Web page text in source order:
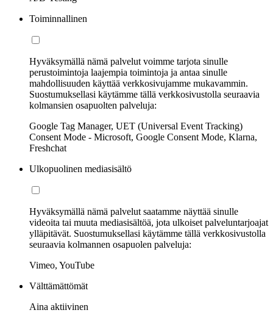
Toiminnallinen
Hyväksymällä nämä palvelut voimme tarjota sinulle
perustoimintoja laajempia toimintoja ja antaa sinulle
mahdollisuuden käyttää verkkosivujamme mukavammin.
Suostumuksellasi käytämme tällä verkkosivustolla seuraavia
kolmansien osapuolten palveluja:
Google Tag Manager, UET (Universal Event Tracking)
Consent Mode - Microsoft, Google Consent Mode, Klarna,
Freshchat
Ulkopuolinen mediasisältö
Hyväksymällä nämä palvelut saatamme näyttää sinulle
videoita tai muuta mediasisältöä, jota ulkoiset palveluntarjoajat
ylläpitävät. Suostumuksellasi käytämme tällä verkkosivustolla
seuraavia kolmannen osapuolen palveluja:
Vimeo, YouTube
Välttämättömät
Aina aktiivinen